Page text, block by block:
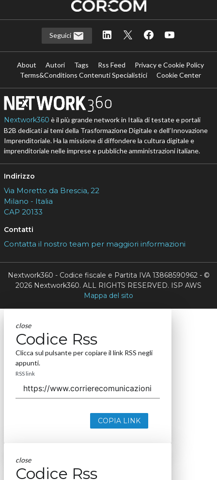
Seguici
About Autori Tags Rss Feed
Privacy e Cookie Policy
Terms&Conditions Contenuti Specialistici
Cookie Center
Nextwork360 è il più grande network in Italia di testate e portali
B2B dedicati ai temi della Trasformazione Digitale e dell’Innovazione
Imprenditoriale. Ha la missione di diffondere la cultura digitale e
imprenditoriale nelle imprese e pubbliche amministrazioni italiane.
Indirizzo
Via Moretto da Brescia, 22
Milano - Italia
CAP 20133
Contatti
Contatta il nostro team per maggiori informazioni
Nextwork360 - Codice fiscale e Partita IVA 13868590962 - ©
2026 Nextwork360. ALL RIGHTS RESERVED. ISP AWS
Mappa del sito
close
Codice Rss
Clicca sul pulsante per copiare il link RSS negli
appunti.
RSS link
COPIA LINK
close
Codice Rss